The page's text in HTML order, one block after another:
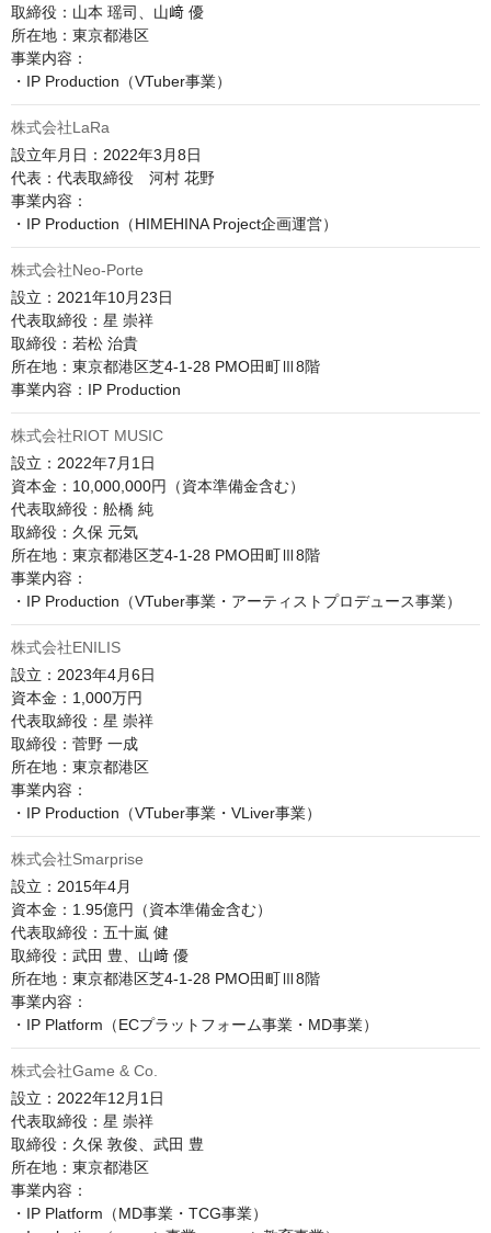
取締役：山本 瑶司、山﨑 優
所在地：東京都港区
事業内容：
・IP Production（VTuber事業）
株式会社LaRa
設立年月日：2022年3月8日
代表：代表取締役　河村 花野
事業内容：
・IP Production（HIMEHINA Project企画運営）
株式会社Neo-Porte
設立：2021年10月23日
代表取締役：星 崇祥
取締役：若松 治貴
所在地：東京都港区芝4-1-28 PMO田町Ⅲ8階
事業内容：IP Production
株式会社RIOT MUSIC
設立：2022年7月1日
資本金：10,000,000円（資本準備金含む）
代表取締役：舩橋 純
取締役：久保 元気
所在地：東京都港区芝4-1-28 PMO田町Ⅲ8階​​
事業内容：
株式会社ENILIS
設立：2023年4月6日
資本金：1,000万円
代表取締役：星 崇祥
取締役：菅野 一成
所在地：東京都港区
事業内容：
株式会社Smarprise
設立：2015年4月
資本金：1.95億円（資本準備金含む）
代表取締役：五十嵐 健
取締役：武田 豊、山﨑 優
所在地：東京都港区芝4-1-28 PMO田町Ⅲ8階
事業内容：
株式会社Game & Co.
設立：2022年12月1日
代表取締役：星 崇祥
取締役：久保 敦俊、武田 豊
所在地：東京都港区
事業内容：
・IP Platform（MD事業・TCG事業）